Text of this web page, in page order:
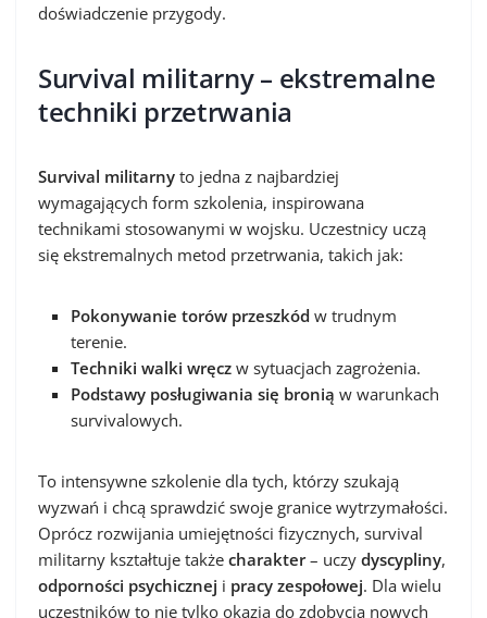
doświadczenie przygody.
Survival militarny – ekstremalne
techniki przetrwania
Survival militarny to jedna z najbardziej
wymagających form szkolenia, inspirowana
technikami stosowanymi w wojsku. Uczestnicy uczą
się ekstremalnych metod przetrwania, takich jak:
Pokonywanie torów przeszkód w trudnym
terenie.
Techniki walki wręcz w sytuacjach zagrożenia.
Podstawy posługiwania się bronią w warunkach
survivalowych.
To intensywne szkolenie dla tych, którzy szukają
wyzwań i chcą sprawdzić swoje granice wytrzymałości.
Oprócz rozwijania umiejętności fizycznych, survival
militarny kształtuje także charakter– uczy dyscypliny,
odporności psychicznej i pracy zespołowej. Dla wielu
uczestników to nie tylko okazja do zdobycia nowych